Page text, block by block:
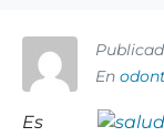
En
Es